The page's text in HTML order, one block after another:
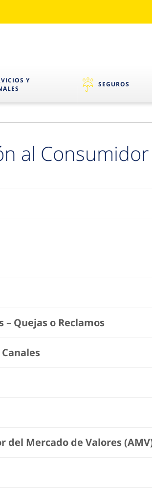
Y
SEGUROS
al
– Quejas o Reclamos
Mercado de Valores